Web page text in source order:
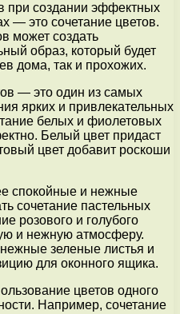
при создании эффектных
— это сочетание цветов.
может создать
образ, который будет
дома, так и прохожих.
— это один из самых
ярких и привлекательных
белых и фиолетовых
Белый цвет придаст
цвет добавит роскоши
спокойные и нежные
сочетание пастельных
розового и голубого
и нежную атмосферу.
зеленые листья и
для оконного ящика.
цветов одного
Например, сочетание